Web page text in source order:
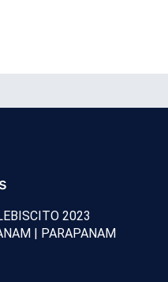
2023
| PARAPANAM